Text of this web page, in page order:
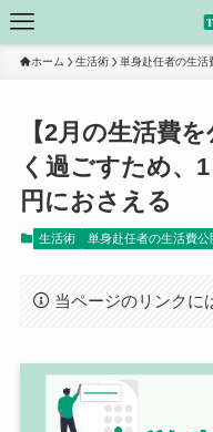
ホーム 生活術 単身赴任者の生活
【2月の生活費
く過ごすため、
円におさえる
生活術 単身赴任者の生活費公
当ページのリンクに